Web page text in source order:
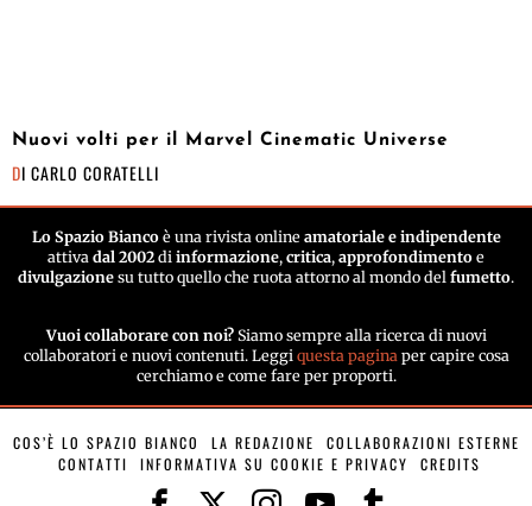
Nuovi volti per il Marvel Cinematic Universe
DI CARLO CORATELLI
Lo Spazio Biancoè una rivista online amatoriale e indipendente
attiva dal 2002 di informazione, critica, approfondimento e
divulgazione su tutto quello che ruota attorno al mondo del fumetto.
Vuoi collaborare con noi? Siamo sempre alla ricerca di nuovi
collaboratori e nuovi contenuti. Leggi questa pagina per capire cosa
cerchiamo e come fare per proporti.
COS’È LO SPAZIO BIANCO LA REDAZIONE
COLLABORAZIONI ESTERNE
CONTATTI
INFORMATIVA SU COOKIE E PRIVACY CREDITS